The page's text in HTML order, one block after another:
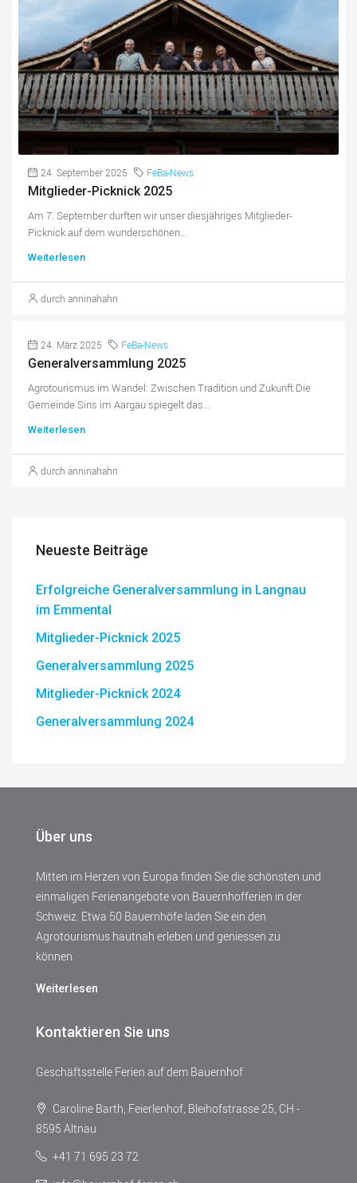
24. September 2025 FeBa-News
Mitglieder-Picknick 2025
Am 7. September durften wir unser diesjähriges Mitglieder-
Picknick auf dem wunderschönen...
Weiterlesen
durch anninahahn
24. März 2025 FeBa-News
Generalversammlung 2025
Agrotourismus im Wandel: Zwischen Tradition und Zukunft Die
Gemeinde Sins im Aargau spiegelt das...
Weiterlesen
durch anninahahn
Neueste Beiträge
Erfolgreiche Generalversammlung in Langnau
im Emmental
Mitglieder-Picknick 2025
Generalversammlung 2025
Mitglieder-Picknick 2024
Generalversammlung 2024
Über uns
Mitten im Herzen von Europa finden Sie die schönsten und
einmaligen Ferienangebote von Bauernhofferien in der
Schweiz. Etwa 50 Bauernhöfe laden Sie ein den
Agrotourismus hautnah erleben und geniessen zu
können.
Weiterlesen
Kontaktieren Sie uns
Geschäftsstelle Ferien auf dem Bauernhof
Caroline Barth, Feierlenhof, Bleihofstrasse 25, CH -
8595 Altnau
+41 71 695 23 72